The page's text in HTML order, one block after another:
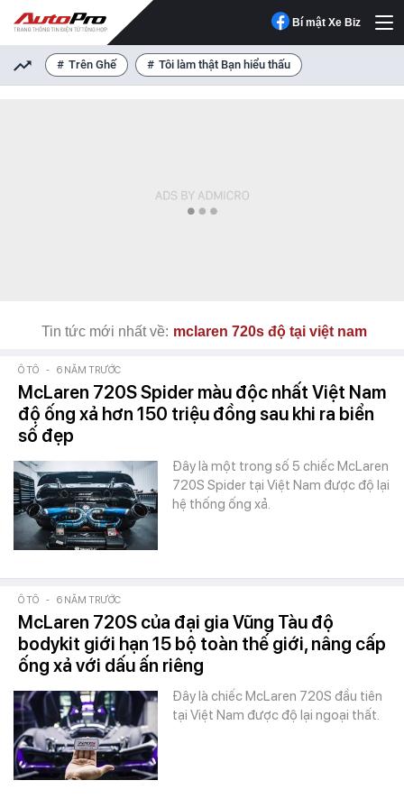
Bí mật Xe Biz
Trên Ghế Tôi làm thật Bạn hiểu thấu
Tin tức mới nhất về: mclaren 720s độ tại việt nam
Ô TÔ - 6 NĂM TRƯỚC
McLaren 720S Spider màu độc nhất Việt Nam
độ ống xả hơn 150 triệu đồng sau khi ra biển
số đẹp
Đây là một trong số 5 chiếc McLaren
720S Spider tại Việt Nam được độ lại
hệ thống ống xả.
Ô TÔ - 6 NĂM TRƯỚC
McLaren 720S của đại gia Vũng Tàu độ
bodykit giới hạn 15 bộ toàn thế giới, nâng cấp
ống xả với dấu ấn riêng
Đây là chiếc McLaren 720S đầu tiên
tại Việt Nam được độ lại ngoại thất.